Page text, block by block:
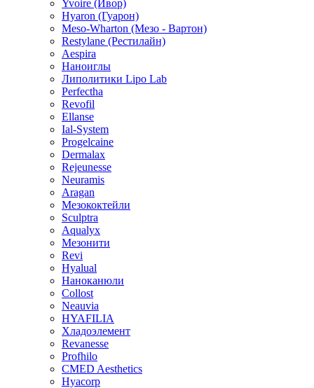
Yvoire (Ивор)
Hyaron (Гуарон)
Meso-Wharton (Мезо - Вартон)
Restylane (Рестилайн)
Aespira
Наноиглы
Липолитики Lipo Lab
Perfectha
Revofil
Ellanse
Ial-System
Progelcaine
Dermalax
Rejeunesse
Neuramis
Aragan
Мезококтейли
Sculptra
Aqualyx
Мезонити
Revi
Hyalual
Наноканюли
Collost
Neauvia
HYAFILIA
Хладоэлемент
Revanesse
Profhilo
CMED Aesthetics
Hyacorp